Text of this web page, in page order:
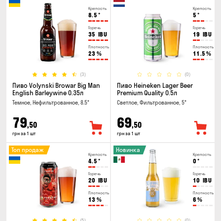
Крепость
8.5 °
Горечь
35 IBU
Плотность
23 %
(3)
Пиво Volynski Browar Big Man
English Barleywine 0.35л
Темное, Нефильтрованное, 8.5°
79,50
грн за 1 шт
Крепость
5 °
Горечь
19 IBU
Плотность
11.5 %
(0)
Пиво Heineken Lager Beer
Premium Quality 0.5л
Светлое, Фильтрованное, 5°
69,50
грн за 1 шт
Крепость
4.5 °
Горечь
20 IBU
Плотность
13 %
Топ продаж
Крепость
0 °
Горечь
10 IBU
Плотность
6 %
Новинка